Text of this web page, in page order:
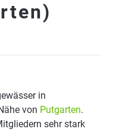
in
von Putgarten.
sehr stark